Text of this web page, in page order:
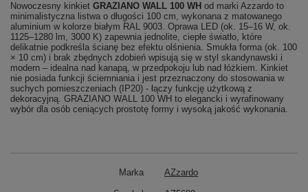
Nowoczesny kinkiet GRAZIANO WALL 100 WH od marki Azzardo to
minimalistyczna listwa o długości 100 cm, wykonana z matowanego
aluminium w kolorze białym RAL 9003. Oprawa LED (ok. 15–16 W, ok.
1125–1280 lm, 3000 K) zapewnia jednolite, ciepłe światło, które
delikatnie podkreśla ścianę bez efektu olśnienia. Smukła forma (ok. 100
× 10 cm) i brak zbędnych zdobień wpisują się w styl skandynawski i
modern – idealna nad kanapą, w przedpokoju lub nad łóżkiem. Kinkiet
nie posiada funkcji ściemniania i jest przeznaczony do stosowania w
suchych pomieszczeniach (IP20) - łączy funkcję użytkową z
dekoracyjną. GRAZIANO WALL 100 WH to elegancki i wyrafinowany
wybór dla osób ceniących prostotę formy i wysoką jakość wykonania.
Marka AZzardo